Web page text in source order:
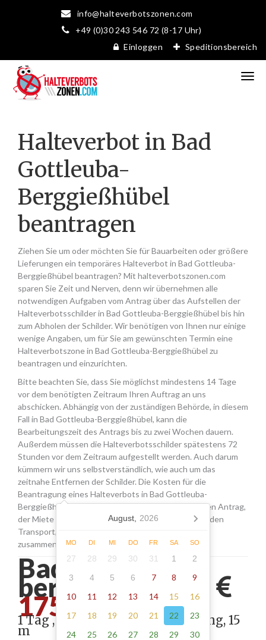
info@halteverbotszonen.com
+49 (0)30 243 546 72 (8-17 Uhr)
Einloggen
Speditionsbereich
Halteverbot in Bad
Gottleuba-
Berggießhübel
beantragen
Ziehen Sie um oder möchten Sie für Bauarbeiten oder größere
Lieferungen ein temporäres Halteverbot in Bad Gottleuba-
Berggießhübel beantragen? Mit halteverbotszonen.com
sparen Sie Zeit und Nerven, denn wir übernehmen alle
notwendigen Aufgaben vom Antrag über das Aufstellen der
Halteverbotsschilder in Bad Gottleuba-Berggießhübel bis hin
zum Abholen der Schilder. Wir benötigen von Ihnen nur einige
wenige Angaben, um für Sie am gewünschten Termin eine
Halteverbotszone in Bad Gottleuba-Berggießhübel zu
beantragen und einzurichten.
Bitte beachten Sie, dass Sie möglichst mindestens 14 Tage
vor dem benötigten Zeitraum Ihren Auftrag an uns
abschicken. Abhängig von der zuständigen Behörde, in diesem
Fall in Bad Gottleuba-Berggießhübel, kann die
Bearbeitungszeit des Antrags bis zu zwei Wochen dauern.
Außerdem müssen die Halteverbotsschilder spätestens 72
Stunden vor dem Zeitraum aufgestellt werden. Auch darum
kümmern wir uns selbstverständlich, wie auch um das
zeitnahe Entfernen der Schilder. Die Kosten für die
Beantragung eines Halteverbots in Bad Gottleuba-
Berggießhübel setzen sich aus den Gebühren für den Antrag,
der Miete für die Schilder sowie einer Pauschale für den
Transport, das Aufstellen und Abholen der Schilder
zusammen.
Bad gottleuba-
berggießhübel -
175.00
1 Tag , Stellung gemäß Anordnung, 15
m
August, 2026
MO DI MI DO FR SA SO
27 28 29 30 31 1
2
3
4 5 6 7 8
9
10
11 12 13 14 15
16
17
18 19 20 21 22
23
24
25 26 27 28 29
30